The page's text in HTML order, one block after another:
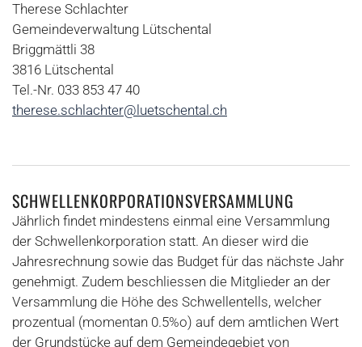
Therese Schlachter
Gemeindeverwaltung Lütschental
Briggmättli 38
3816 Lütschental
Tel.-Nr. 033 853 47 40
therese.schlachter@luetschental.ch
SCHWELLENKORPORATIONSVERSAMMLUNG
Jährlich findet mindestens einmal eine Versammlung
der Schwellenkorporation statt. An dieser wird die
Jahresrechnung sowie das Budget für das nächste Jahr
genehmigt. Zudem beschliessen die Mitglieder an der
Versammlung die Höhe des Schwellentells, welcher
prozentual (momentan 0.5%o) auf dem amtlichen Wert
der Grundstücke auf dem Gemeindegebiet von